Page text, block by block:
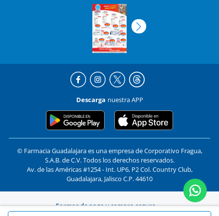
Descarga nuestra APP
© Farmacia Guadalajara es una empresa de Corporativo Fragua,
S.A.B. de C.V. Todos los derechos reservados.
Av. de las Américas #1254 - Int. UP6, P2 Col. Country Club,
Guadalajara, Jalisco C.P. 44610
Formas de pago y compra segura